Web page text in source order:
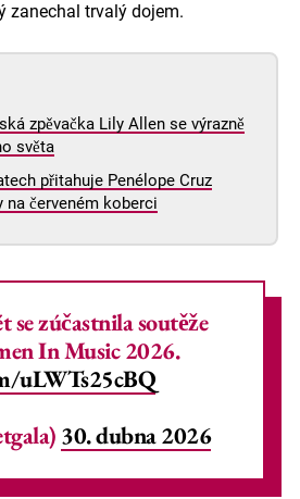
zanechal trvalý dojem.
zpěvačka Lily Allen se výrazně
světa
přitahuje Penélope Cruz
na červeném koberci
zúčastnila soutěže
In Music 2026.
uLWTs25cBQ
30. dubna 2026